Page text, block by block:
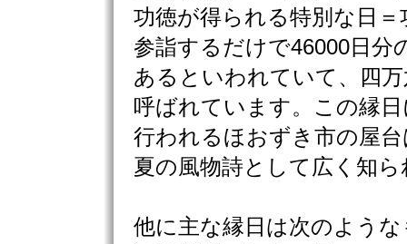
功徳が得られる特別な日
参詣するだけで46000日分
あるといわれていて、四
呼ばれています。この縁
行われるほおずき市の屋
夏の風物詩として広く知
他に主な縁日は次のよう